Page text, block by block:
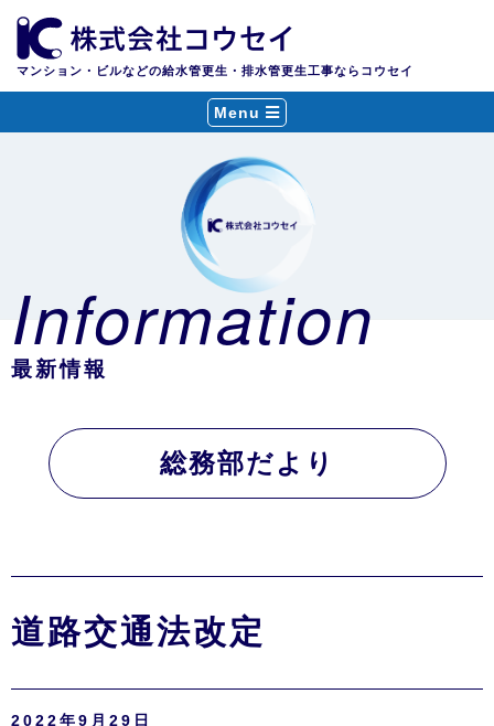
マンション・ビルなどの給水管更生・排水管更生工事ならコウセイ
Menu
Information
最新情報
総務部だより
道路交通法改定
2022年9月29日